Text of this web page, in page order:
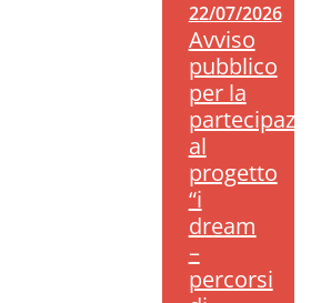
22/07/2026
Avviso
pubblico
per la
al
progetto
“i
dream
–
percorsi